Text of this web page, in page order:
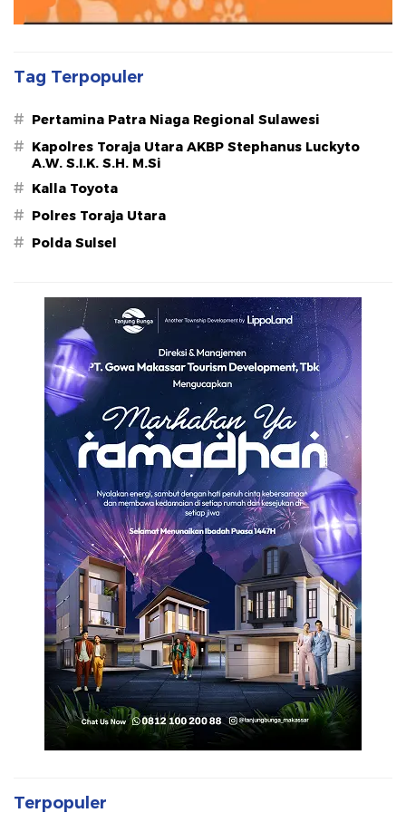
Tag Terpopuler
# Pertamina Patra Niaga Regional Sulawesi
# Kapolres Toraja Utara AKBP Stephanus Luckyto
A.W. S.I.K. S.H. M.Si
# Kalla Toyota
# Polres Toraja Utara
# Polda Sulsel
Terpopuler